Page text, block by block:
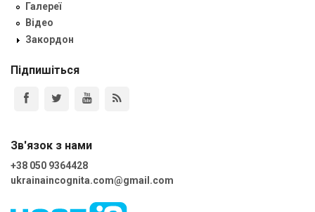
Галереї
Відео
Закордон
Підпишіться
Зв'язок з нами
+38 050 9364428
ukrainaincognita.com@gmail.com